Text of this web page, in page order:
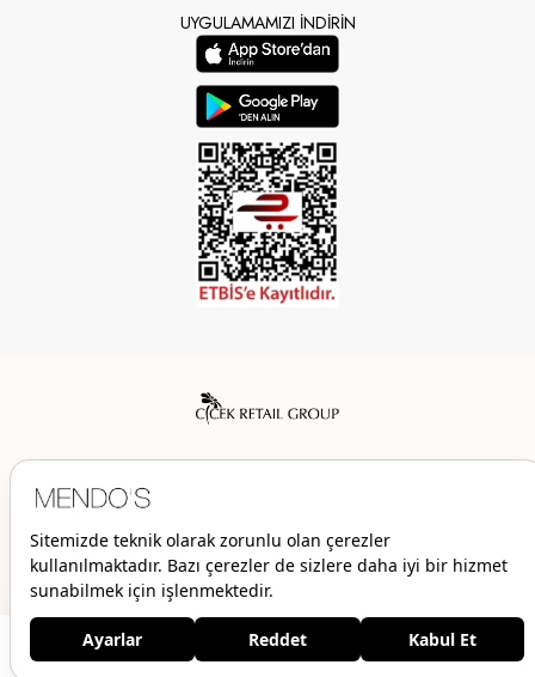
UYGULAMAMIZI İNDİRİN
© 2026 Mendo’s | Her hakkı saklıdır.
2.799,00 TL Ürün stoklarımızda kalmamıştır.